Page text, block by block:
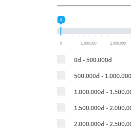
0
0 1.000.000 2.000.000
0đ - 500.000đ
500.000đ -
1.000.000đ -
1.500.000đ -
2.000.000đ -